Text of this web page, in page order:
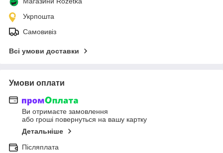
Укрпошта
Самовивіз
Всі умови доставки
Умови оплати
Ви отримаєте замовлення
або гроші повернуться на вашу картку
Детальніше
Післяплата